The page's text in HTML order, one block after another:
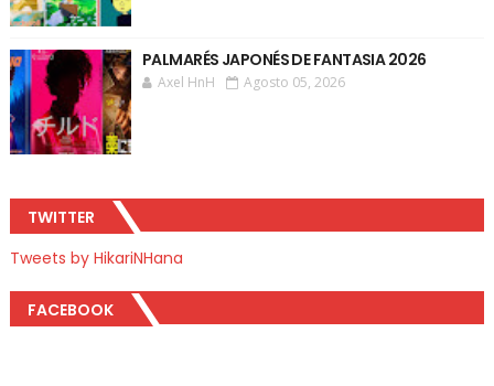
PALMARÉS JAPONÉS DE FANTASIA 2026
Axel HnH Agosto 05, 2026
TWITTER
Tweets by HikariNHana
FACEBOOK